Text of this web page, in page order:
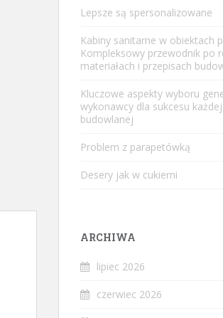
Lepsze są spersonalizowane
Kabiny sanitarne w obiektach
Kompleksowy przewodnik po
materiałach i przepisach
Kluczowe aspekty wyboru
wykonawcy dla sukcesu
budowlanej
Problem z parapetówką
Desery jak w cukierni
ARCHIWA
lipiec 2026
czerwiec 2026